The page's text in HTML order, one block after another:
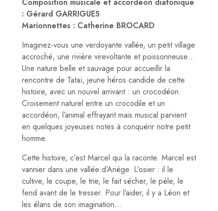
Composition musicale et accordéon diatonique
: Gérard GARRIGUES
Marionnettes : Catherine BROCARD
Imaginez-vous une verdoyante vallée, un petit village
accroché, une rivière virevoltante et poissonneuse…
Une nature belle et sauvage pour accueillir la
rencontre de Tataï, jeune héros candide de cette
histoire, avec un nouvel arrivant : un crocodéon.
Croisement naturel entre un crocodile et un
accordéon, l’animal effrayant mais musical parvient
en quelques joyeuses notes à conquérir notre petit
homme.
Cette histoire, c’est Marcel qui la raconte. Marcel est
vannier dans une vallée d’Ariège. L’osier : il le
cultive, le coupe, le trie, le fait sécher, le pèle, le
fend avant de le tresser. Pour l’aider, il y a Léon et
les élans de son imagination…